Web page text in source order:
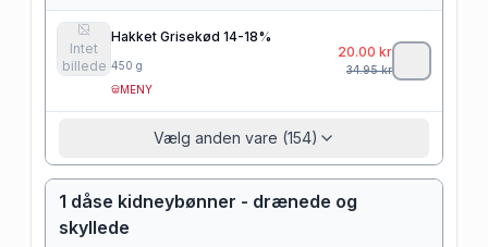
Intet
billede
Hakket Grisekød 14-18%
450 g
MENY
20.00 kr
34.95kr
Vælg anden vare (154)
1 dåse kidneybønner - drænede og
skyllede